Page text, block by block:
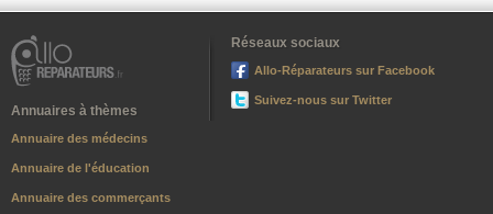
Annuaires à thèmes
Annuaire des médecins
Annuaire de l'éducation
Annuaire des commerçants
Réseaux sociaux
Allo-Réparateurs sur Facebook
Suivez-nous sur Twitter